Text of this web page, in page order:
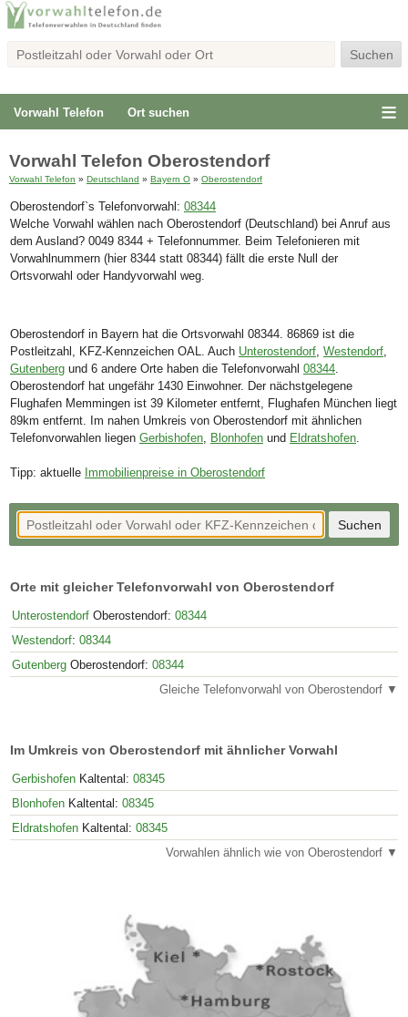
Vorwahl Telefon Ort suchen
Vorwahl Telefon Oberostendorf
Vorwahl Telefon » Deutschland » Bayern O » Oberostendorf
Oberostendorf`s Telefonvorwahl: 08344
Welche Vorwahl wählen nach Oberostendorf (Deutschland) bei Anruf aus
dem Ausland? 0049 8344 + Telefonnummer. Beim Telefonieren mit
Vorwahlnummern (hier 8344 statt 08344) fällt die erste Null der
Ortsvorwahl oder Handyvorwahl weg.
Oberostendorf in Bayern hat die Ortsvorwahl 08344. 86869 ist die
Postleitzahl, KFZ-Kennzeichen OAL. Auch Unterostendorf, Westendorf,
Gutenberg und 6 andere Orte haben die Telefonvorwahl 08344.
Oberostendorf hat ungefähr 1430 Einwohner. Der nächstgelegene
Flughafen Memmingen ist 39 Kilometer entfernt, Flughafen München liegt
89km entfernt. Im nahen Umkreis von Oberostendorf mit ähnlichen
Telefonvorwahlen liegen Gerbishofen, Blonhofen und Eldratshofen.
Tipp: aktuelle Immobilienpreise in Oberostendorf
Orte mit gleicher Telefonvorwahl von Oberostendorf
Unterostendorf Oberostendorf: 08344
Westendorf: 08344
Gutenberg Oberostendorf: 08344
Gleiche Telefonvorwahl von Oberostendorf ▼
Im Umkreis von Oberostendorf mit ähnlicher Vorwahl
Gerbishofen Kaltental: 08345
Blonhofen Kaltental: 08345
Eldratshofen Kaltental: 08345
Vorwahlen ähnlich wie von Oberostendorf ▼